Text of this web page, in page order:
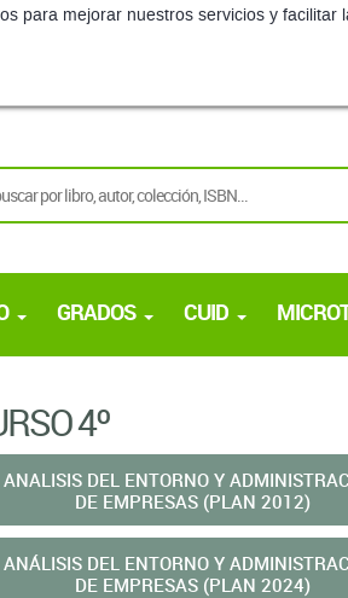
para mejorar nuestros servicios y
GRADOS CUID
4º
ANALISIS DEL ENTORNO Y
DE EMPRESAS (PLAN 2012)
ANÁLISIS DEL ENTORNO Y
DE EMPRESAS (PLAN 2024)